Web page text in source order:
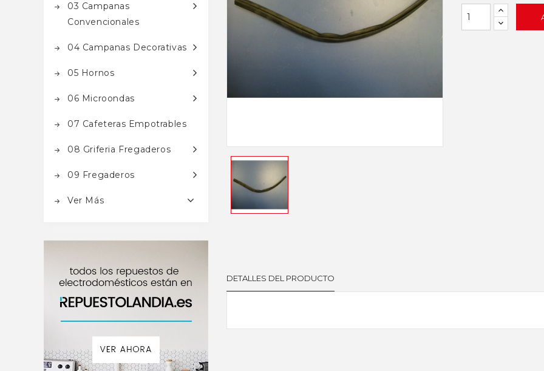
03 Campanas
Convencionales
04 Campanas Decorativas
05 Hornos
06 Microondas
07 Cafeteras Empotrables
08 Griferia Fregaderos
09 Fregaderos
Ver Más
DETALLES DEL PRODUCTO